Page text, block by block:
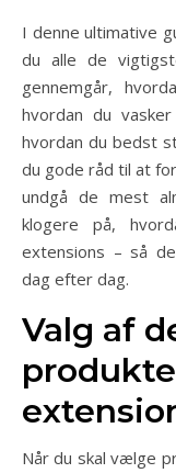
I denne ultimative
du alle de
gennemgår,
hvordan du
hvordan du bedst
du gode råd til at
undgå de mest
klogere på,
extensions – så
dag efter dag.
Valg af
Når du skal vælge